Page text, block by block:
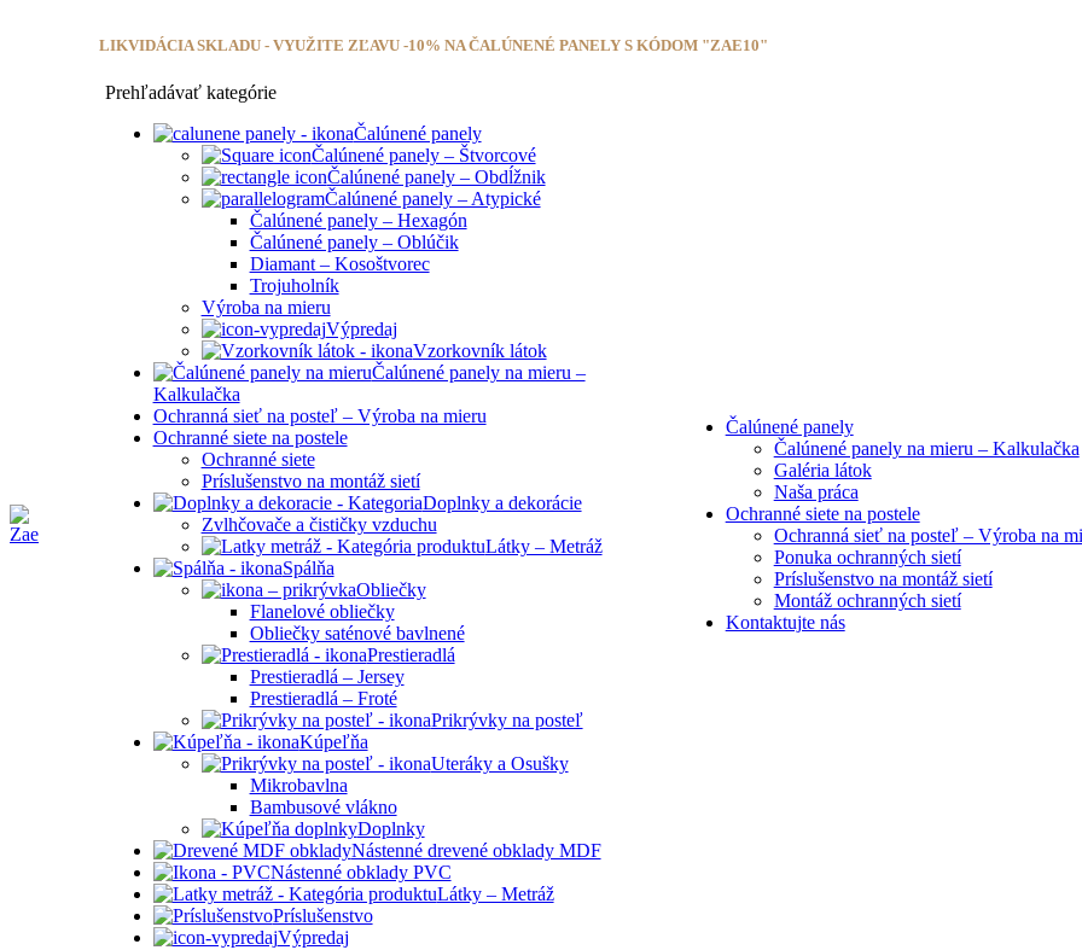
LIKVIDÁCIA SKLADU - VYUŽITE ZĽAVU -10% NA ČALÚNENÉ PANELY S KÓDOM "ZAE10"
Prehľadávať kategórie
Čalúnené panely
Čalúnené panely – Štvorcové
Čalúnené panely – Obdĺžnik
Čalúnené panely – Atypické
Čalúnené panely – Hexagón
Čalúnené panely – Oblúčik
Diamant – Kosoštvorec
Trojuholník
Výroba na mieru
Výpredaj
Vzorkovník látok
Čalúnené panely na mieru –
Kalkulačka
Ochranná sieť na posteľ – Výroba na mieru
Ochranné siete na postele
Ochranné siete
Príslušenstvo na montáž sietí
Doplnky a dekorácie
Zvlhčovače a čističky vzduchu
Látky – Metráž
Spálňa
Obliečky
Flanelové obliečky
Obliečky saténové bavlnené
Prestieradlá
Prestieradlá – Jersey
Prestieradlá – Froté
Prikrývky na posteľ
Kúpeľňa
Uteráky a Osušky
Mikrobavlna
Bambusové vlákno
Doplnky
Nástenné drevené obklady MDF
Nástenné obklady PVC
Látky – Metráž
Príslušenstvo
Výpredaj
Čalúnené panely
Čalúnené panely na mieru – Kalkulačka
Galéria látok
Naša práca
Ochranné siete na postele
Ochranná sieť na posteľ – Výroba na
Ponuka ochranných sietí
Príslušenstvo na montáž sietí
Montáž ochranných sietí
Kontaktujte nás